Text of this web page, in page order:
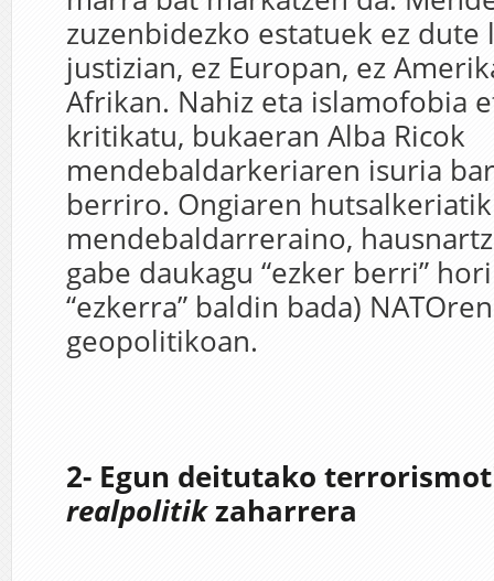
zuzenbidezko estatuek ez dute
justizian, ez Europan, ez
Afrikan. Nahiz eta islamofobia
kritikatu, bukaeran Alba Ricok
mendebaldarkeriaren isuria
berriro. Ongiaren
mendebaldarreraino,
gabe daukagu “ezker berri”
“ezkerra” baldin bada)
geopolitikoan.
2- Egun deitutako
realpolitikzaharrera